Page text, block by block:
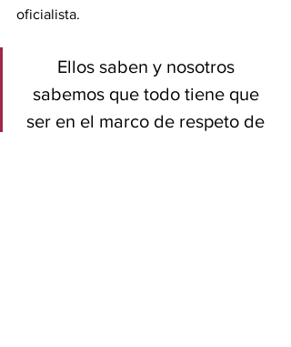
oficialista.
Ellos saben y nosotros
sabemos que todo tiene que
ser en el marco de respeto de